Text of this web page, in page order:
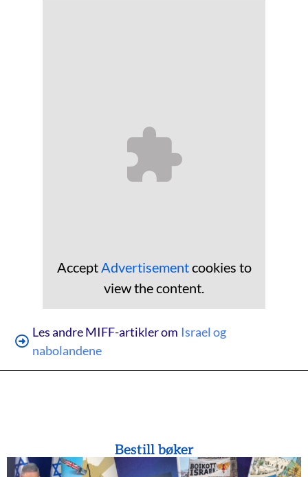
AcceptAdvertisementcookies to
view the content.
Les andre MIFF-artikler om Israel og
nabolandene
Bestill bøker